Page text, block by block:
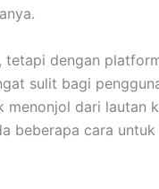
tetapi dengan
sulit bagi
dari lautan
beberapa cara